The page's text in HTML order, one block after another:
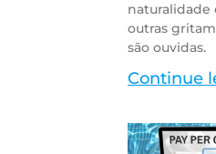
naturalidade
outras
são ouvidas.
Continue